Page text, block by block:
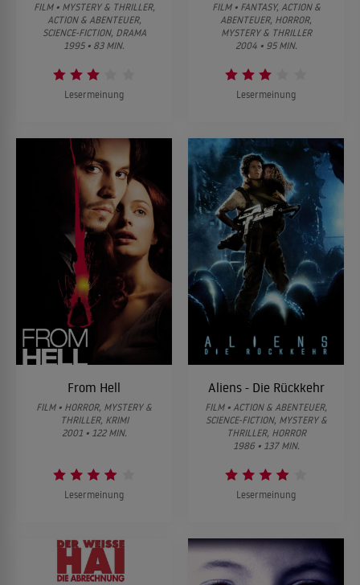
FILM • MYSTERY & THRILLER,
ACTION & ABENTEUER,
SCIENCE-FICTION, DRAMA
1995 • 83 MIN.
Lesermeinung
FILM • FANTASY, ACTION &
ABENTEUER, HORROR,
MYSTERY & THRILLER
2004 • 95 MIN.
Lesermeinung
From Hell
FILM • HORROR, MYSTERY &
THRILLER, KRIMI
2001 • 122 MIN.
Lesermeinung
Aliens - Die Rückkehr
FILM • ACTION & ABENTEUER,
SCIENCE-FICTION, MYSTERY &
THRILLER, HORROR
1986 • 137 MIN.
Lesermeinung